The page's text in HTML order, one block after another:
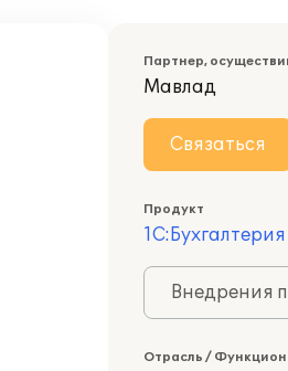
Партнер,
Мавлад
Связаться
Продукт
1С:Бухгалтерия
Внедрения
Отрасль /